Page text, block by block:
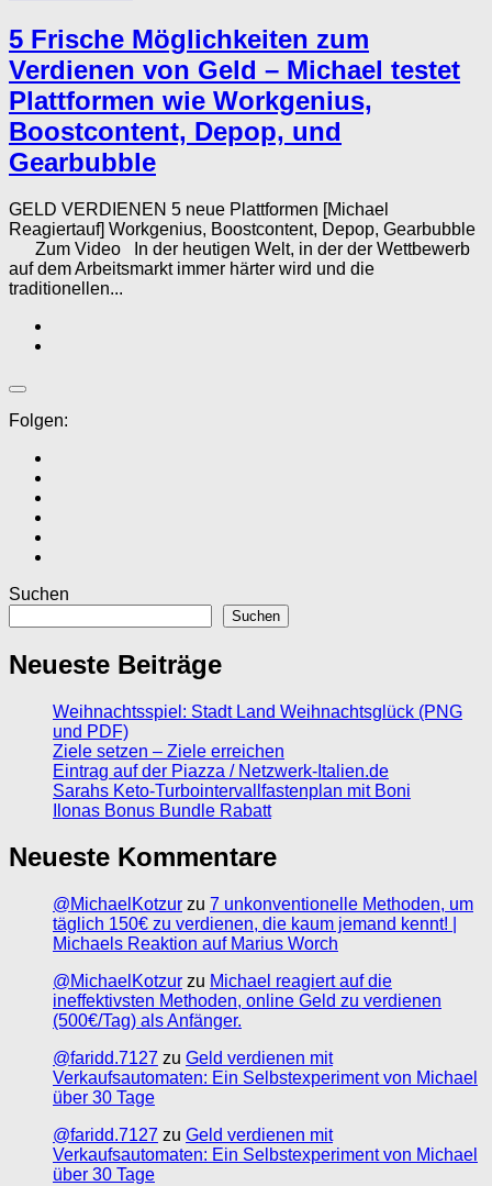
5 Frische Möglichkeiten zum
Verdienen von Geld – Michael testet
Plattformen wie Workgenius,
Boostcontent, Depop, und
Gearbubble
GELD VERDIENEN 5 neue Plattformen [Michael
Reagiertauf] Workgenius, Boostcontent, Depop, Gearbubble
Zum Video In der heutigen Welt, in der der Wettbewerb
auf dem Arbeitsmarkt immer härter wird und die
traditionellen...
Folgen:
Suchen
Suchen
Neueste Beiträge
Weihnachtsspiel: Stadt Land Weihnachtsglück (PNG
und PDF)
Ziele setzen – Ziele erreichen
Eintrag auf der Piazza / Netzwerk-Italien.de
Sarahs Keto-Turbointervallfastenplan mit Boni
Ilonas Bonus Bundle Rabatt
Neueste Kommentare
@MichaelKotzur zu 7 unkonventionelle Methoden, um
täglich 150€ zu verdienen, die kaum jemand kennt! |
Michaels Reaktion auf Marius Worch
@MichaelKotzur zu Michael reagiert auf die
ineffektivsten Methoden, online Geld zu verdienen
(500€/Tag) als Anfänger.
@faridd.7127 zu Geld verdienen mit
Verkaufsautomaten: Ein Selbstexperiment von Michael
über 30 Tage
@faridd.7127 zu Geld verdienen mit
Verkaufsautomaten: Ein Selbstexperiment von Michael
über 30 Tage